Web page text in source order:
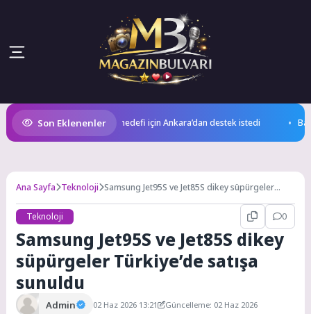
Son Eklenenler
2 milyar dolar ihracat hedefi için Ankara’dan destek istedi
Ana Sayfa Teknoloji Samsung Jet95S ve Jet85S dikey süpürgeler
Teknoloji
0
Samsung Jet95S ve Jet85S dikey
süpürgeler Türkiye’de satışa
sunuldu
Admin 02 Haz 2026 13:21
Güncelleme: 02 Haz 2026